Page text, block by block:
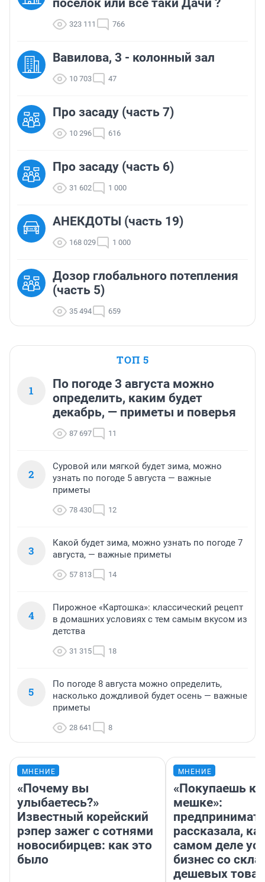
поселок или все таки Дачи ?
323 111 766
Вавилова, 3 - колонный зал
10 703 47
Про засаду (часть 7)
10 296 616
Про засаду (часть 6)
31 602 1 000
АНЕКДОТЫ (часть 19)
168 029 1 000
Дозор глобального потепления
(часть 5)
35 494 659
ТОП 5
1
По погоде 3 августа можно
определить, каким будет
декабрь, — приметы и поверья
87 697 11
2
Суровой или мягкой будет зима, можно
узнать по погоде 5 августа — важные
приметы
78 430 12
3
Какой будет зима, можно узнать по погоде 7
августа, — важные приметы
57 813 14
4
Пирожное «Картошка»: классический рецепт
в домашних условиях с тем самым вкусом из
детства
31 315 18
5
По погоде 8 августа можно определить,
насколько дождливой будет осень — важные
приметы
28 641 8
МНЕНИЕ
«Почему вы
улыбаетесь?»
Известный корейский
рэпер зажег с сотнями
новосибирцев: как это
было
МНЕНИЕ
«Покупаешь
мешке»:
рассказала,
самом деле
бизнес со
дешевых